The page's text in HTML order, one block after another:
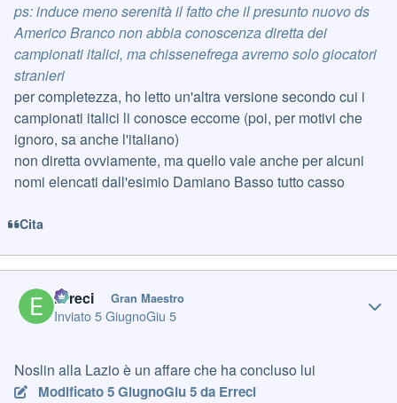
ps: induce meno serenità il fatto che il presunto nuovo ds
Americo Branco non abbia conoscenza diretta dei
campionati italici, ma chissenefrega avremo solo giocatori
stranieri
per completezza, ho letto un'altra versione secondo cui i
campionati italici li conosce eccome (poi, per motivi che
ignoro, sa anche l'italiano)
non diretta ovviamente, ma quello vale anche per alcuni
nomi elencati dall'esimio Damiano Basso tutto casso
Cita
Erreci Gran Maestro
Inviato5 GiugnoGiu 5
Noslin alla Lazio è un affare che ha concluso lui
Modificato5 GiugnoGiu 5da Erreci